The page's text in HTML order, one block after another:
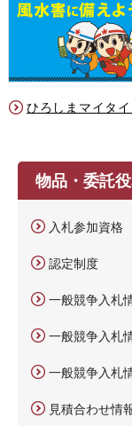
ひろしまマイタ
物品・委託
入札参加資格
認定制度
一般競争入札
一般競争入札
一般競争入札
見積合わせ情